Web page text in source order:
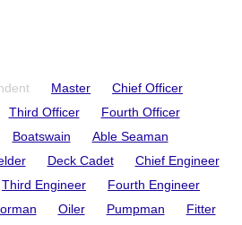
Master
Chief Officer
Third Officer
Fourth Officer
Boatswain
Able Seaman
Deck Cadet
Chief Engineer
Third Engineer
Fourth Engineer
Oiler Pumpman
Fitter